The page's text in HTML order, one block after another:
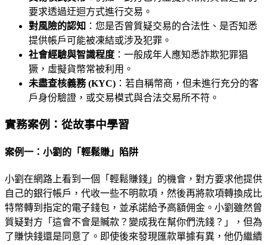
要求透過迂迴方式進行交易。
對風險的認知 ：您是否曾質疑交易的合法性、是否知悉
提供帳戶可能被凍結或涉及犯罪。
社會經驗與智識程度 ：一般成年人應知悉詐欺犯罪猖
獗，虛擬貨幣常被利用。
未盡查核義務 (KYC) ：若自稱幣商，但未進行充分的客
戶身份驗證，或交易模式與合法交易所不符。
實務案例：從故事中學習
案例一：小劉的「輕鬆賺」陷阱
小劉在網路上看到一個「輕鬆賺錢」的機會，對方要求他提供
自己的銀行帳戶，代收一些不明款項，然後再將款項轉換成比
特幣轉到指定的電子錢包，並承諾給予高額佣金。小劉雖然曾
質疑對方「這會不會是贓款？變成我在幫你們洗錢？」，但為
了賺快錢還是同意了。即使後來發現匯款單據有異，他仍繼續